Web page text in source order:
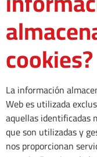
cookies?
La información
Web es utilizada
aquellas identificadas
que son utilizadas y
nos proporcionan